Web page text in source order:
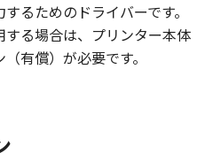
るためのドライバーです。
する場合は、プリンター本体
有償）が必要です。